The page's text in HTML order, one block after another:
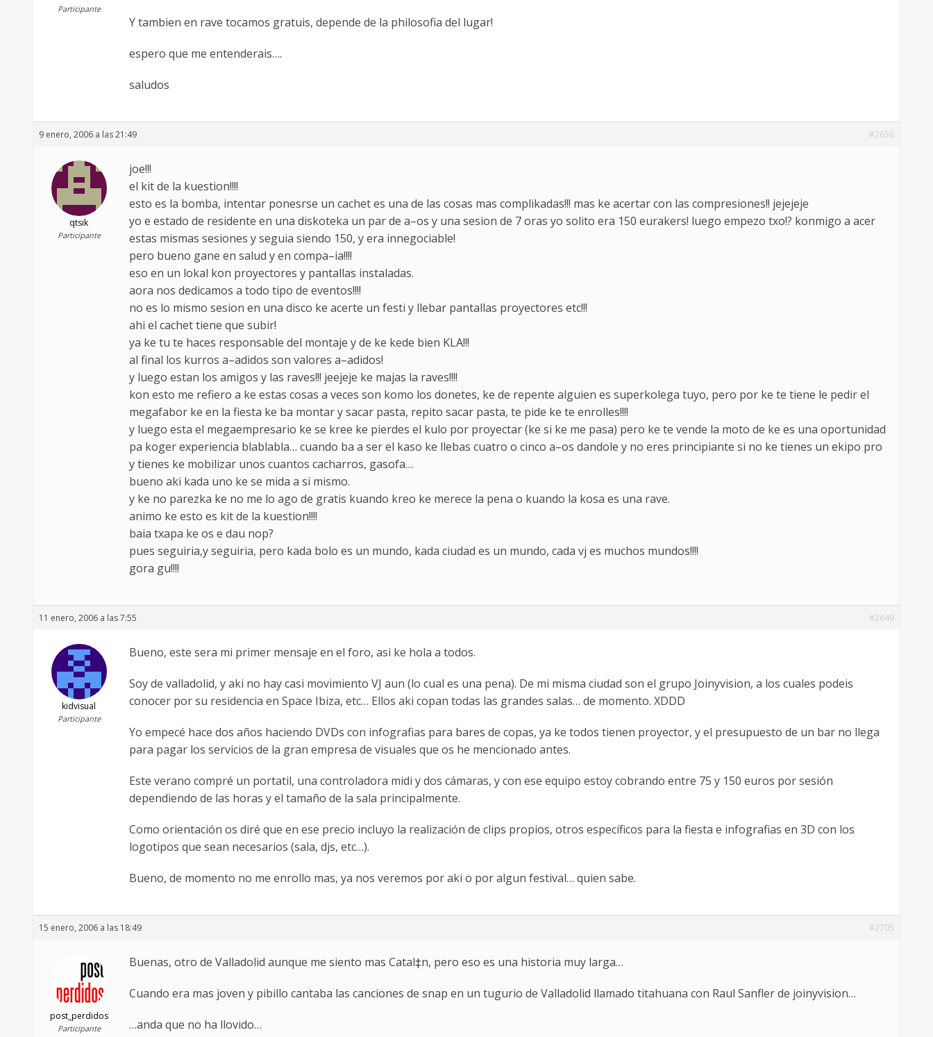
Participante
Y tambien en rave tocamos gratuis, depende de la philosofia del lugar!
espero que me entenderais….
saludos
9 enero, 2006 a las 21:49 #2636
qtsik
Participante
joe!!!
el kit de la kuestion!!!!
esto es la bomba, intentar ponesrse un cachet es una de las cosas mas complikadas!!! mas ke acertar con las compresiones!! jejejeje
yo e estado de residente en una diskoteka un par de a–os y una sesion de 7 oras yo solito era 150 eurakers! luego empezo txo!? konmigo a acer
estas mismas sesiones y seguia siendo 150, y era innegociable!
pero bueno gane en salud y en compa–ia!!!!
eso en un lokal kon proyectores y pantallas instaladas.
aora nos dedicamos a todo tipo de eventos!!!!
no es lo mismo sesion en una disco ke acerte un festi y llebar pantallas proyectores etc!!!
ahi el cachet tiene que subir!
ya ke tu te haces responsable del montaje y de ke kede bien KLA!!!
al final los kurros a–adidos son valores a–adidos!
y luego estan los amigos y las raves!!! jeejeje ke majas la raves!!!!
kon esto me refiero a ke estas cosas a veces son komo los donetes, ke de repente alguien es superkolega tuyo, pero por ke te tiene le pedir el
megafabor ke en la fiesta ke ba montar y sacar pasta, repito sacar pasta, te pide ke te enrolles!!!!
y luego esta el megaempresario ke se kree ke pierdes el kulo por proyectar (ke si ke me pasa) pero ke te vende la moto de ke es una oportunidad
pa koger experiencia blablabla… cuando ba a ser el kaso ke llebas cuatro o cinco a–os dandole y no eres principiante si no ke tienes un ekipo pro
y tienes ke mobilizar unos cuantos cacharros, gasofa…
bueno aki kada uno ke se mida a si mismo.
y ke no parezka ke no me lo ago de gratis kuando kreo ke merece la pena o kuando la kosa es una rave.
animo ke esto es kit de la kuestion!!!!
baia txapa ke os e dau nop?
pues seguiria,y seguiria, pero kada bolo es un mundo, kada ciudad es un mundo, cada vj es muchos mundos!!!!
gora gu!!!!
11 enero, 2006 a las 7:55 #2649
kidvisual
Participante
Bueno, este sera mi primer mensaje en el foro, asi ke hola a todos.
Soy de valladolid, y aki no hay casi movimiento VJ aun (lo cual es una pena). De mi misma ciudad son el grupo Joinyvision, a los cuales podeis
conocer por su residencia en Space Ibiza, etc… Ellos aki copan todas las grandes salas… de momento. XDDD
Yo empecé hace dos años haciendo DVDs con infografias para bares de copas, ya ke todos tienen proyector, y el presupuesto de un bar no llega
para pagar los servicios de la gran empresa de visuales que os he mencionado antes.
Este verano compré un portatil, una controladora midi y dos cámaras, y con ese equipo estoy cobrando entre 75 y 150 euros por sesión
dependiendo de las horas y el tamaño de la sala principalmente.
Como orientación os diré que en ese precio incluyo la realización de clips propios, otros específicos para la fiesta e infografias en 3D con los
logotipos que sean necesarios (sala, djs, etc…).
Bueno, de momento no me enrollo mas, ya nos veremos por aki o por algun festival… quien sabe.
15 enero, 2006 a las 18:49 #2705
post_perdidos
Participante
Buenas, otro de Valladolid aunque me siento mas Catal‡n, pero eso es una historia muy larga…
Cuando era mas joven y pibillo cantaba las canciones de snap en un tugurio de Valladolid llamado titahuana con Raul Sanfler de joinyvision…
…anda que no ha llovido…